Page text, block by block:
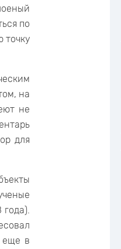
по
точку
на
не
для
еще в